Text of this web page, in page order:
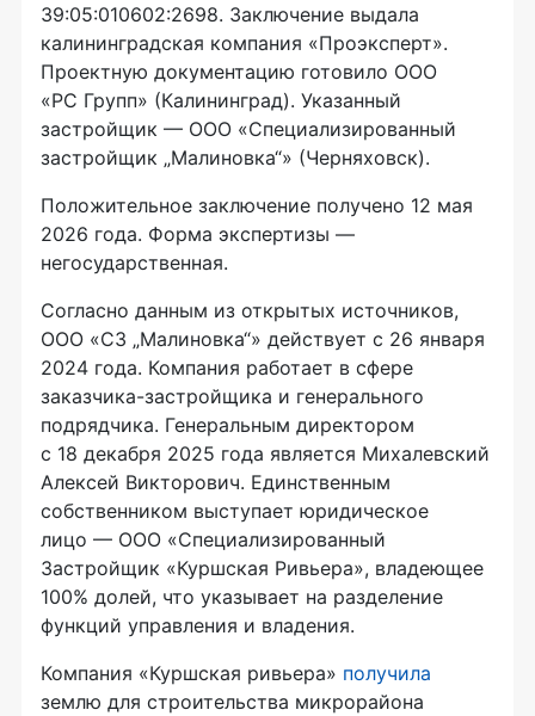
39:05:010602:2698. Заключение выдала
калининградская компания «Проэксперт».
Проектную документацию готовило ООО
«РС Групп» (Калининград). Указанный
застройщик — ООО «Специализированный
застройщик „Малиновка“» (Черняховск).
Положительное заключение получено 12 мая
2026 года. Форма экспертизы —
негосударственная.
Согласно данным из открытых источников,
ООО «СЗ „Малиновка“» действует с 26 января
2024 года. Компания работает в сфере
заказчика-застройщика и генерального
подрядчика. Генеральным директором
с 18 декабря 2025 года является Михалевский
Алексей Викторович. Единственным
собственником выступает юридическое
лицо — ООО «Специализированный
Застройщик «Куршская Ривьера», владеющее
100% долей, что указывает на разделение
функций управления и владения.
Компания «Куршская ривьера» получила
землю для строительства микрорайона